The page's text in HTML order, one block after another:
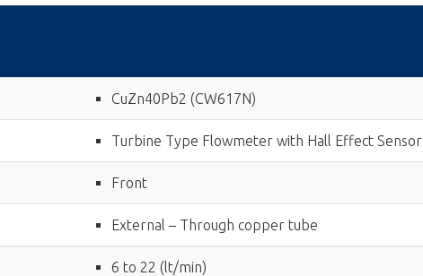
CuZn40Pb2 (CW617N)
Turbine Type Flowmeter with Hall Effect Sensor
Front
External – Through copper tube
6 to 22 (lt/min)